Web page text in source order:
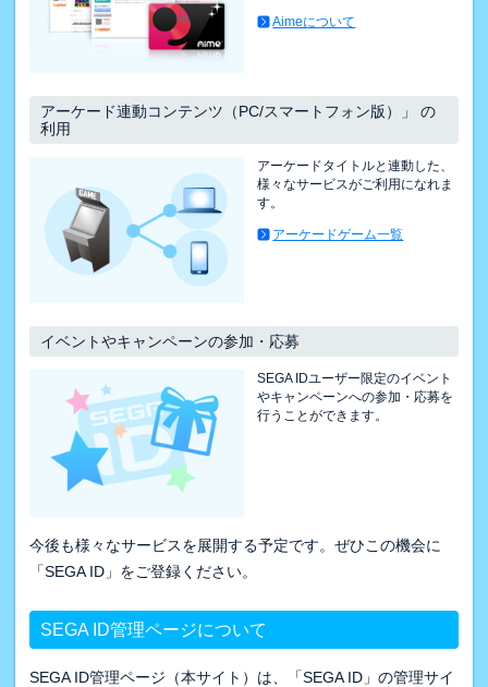
Aimeについて
アーケード連動コンテンツ（PC/スマートフォン版）」 の
利用
アーケードタイトルと連動した、
様々なサービスがご利用になれま
す。
アーケードゲーム一覧
イベントやキャンペーンの参加・応募
SEGA IDユーザー限定のイベント
やキャンペーンへの参加・応募を
行うことができます。
今後も様々なサービスを展開する予定です。ぜひこの機会に
「SEGA ID」をご登録ください。
SEGA ID管理ページについて
SEGA ID管理ページ（本サイト）は、「SEGA ID」の管理サイ